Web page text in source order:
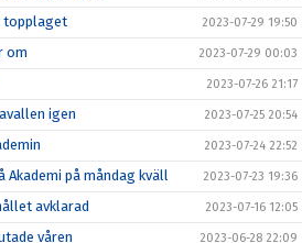
topplaget 2023-07-29 19:50
om 2023-07-29 00:03
2023-07-26 21:17
igen 2023-07-25 20:54
2023-07-24 22:52
på måndag kväll 2023-07-23 19:36
avklarad 2023-07-16 12:05
våren 2023-06-28 22:09